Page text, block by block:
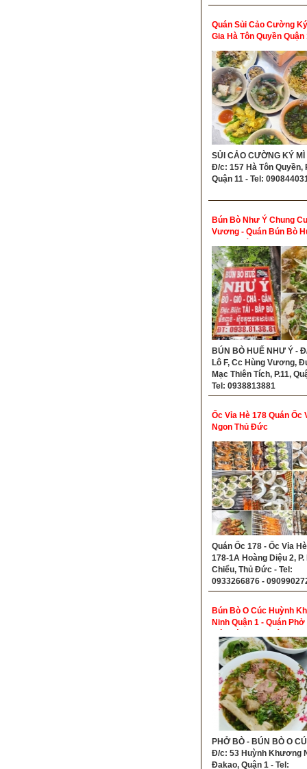
Quán Sủi Cảo Cường
Gia Hà Tôn Quyền Quận
SỦI CẢO CƯỜNG KÝ MÌ
Đ/c: 157 Hà Tôn Quyền,
Quận 11 - Tel:
Bún Bò Như Ý Chung
Vương - Quán Bún Bò
Ngon Quận 5
BÚN BÒ HUẾ NHƯ Ý -
Lô F, Cc Hùng Vương,
Mạc Thiên Tích, P.11,
Tel: 0938813881
Ốc Vỉa Hè 178 Quán Ốc
Ngon Thủ Đức
Quán Ốc 178 - Ốc Vỉa
178-1A Hoàng Diệu 2, P.
Chiểu, Thủ Đức - Tel:
0933266876 -
Bún Bò O Cúc Huỳnh
Ninh Quận 1 - Quán Phở
Bún Bò Ngon Quận 1
PHỞ BÒ - BÚN BÒ O
Đ/c: 53 Huỳnh Khương
Đakao, Quận 1 - Tel: